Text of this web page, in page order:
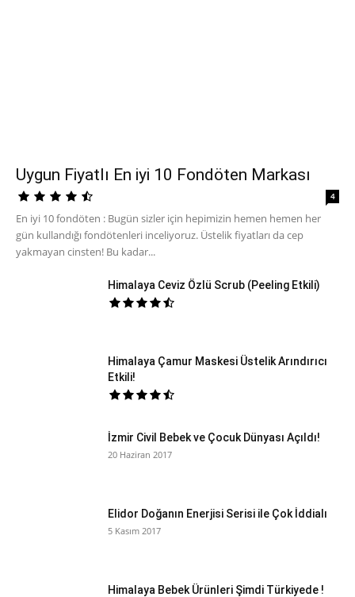
Uygun Fiyatlı En iyi 10 Fondöten Markası
4
En iyi 10 fondöten : Bugün sizler için hepimizin hemen hemen her
gün kullandığı fondötenleri inceliyoruz. Üstelik fiyatları da cep
yakmayan cinsten! Bu kadar...
Himalaya Ceviz Özlü Scrub (Peeling Etkili)
Himalaya Çamur Maskesi Üstelik Arındırıcı
Etkili!
İzmir Civil Bebek ve Çocuk Dünyası Açıldı!
20 Haziran 2017
Elidor Doğanın Enerjisi Serisi ile Çok İddialı
5 Kasım 2017
Himalaya Bebek Ürünleri Şimdi Türkiyede !